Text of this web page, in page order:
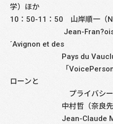
学）ほか
10：50-11：50 山岸順一（
Jean-Fran?ois
´Avignon et des
Pays du
「VoicePersonaeプ
ローンと
プライバシー保
中村哲（奈良先端科
Jean-Claude